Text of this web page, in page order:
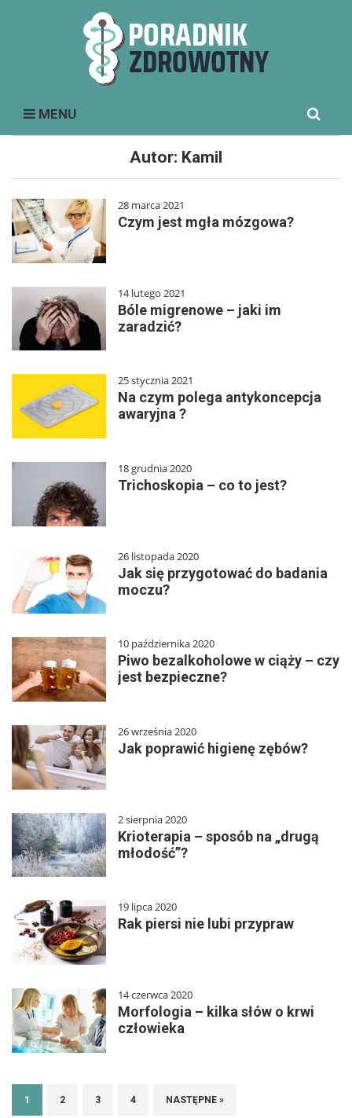
MENU
for:
Autor: Kamil
28 marca 2021
Czym jest mgła mózgowa?
14 lutego 2021
Bóle migrenowe – jaki im
zaradzić?
25 stycznia 2021
Na czym polega antykoncepcja
awaryjna ?
18 grudnia 2020
Trichoskopia – co to jest?
26 listopada 2020
Jak się przygotować do badania
moczu?
10 października 2020
Piwo bezalkoholowe w ciąży – czy
jest bezpieczne?
26 września 2020
Jak poprawić higienę zębów?
2 sierpnia 2020
Krioterapia – sposób na „drugą
młodość”?
19 lipca 2020
Rak piersi nie lubi przypraw
14 czerwca 2020
Morfologia – kilka słów o krwi
człowieka
1 2 3 4 NASTĘPNE »